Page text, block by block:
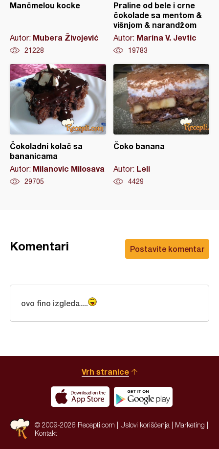
Mančmelou kocke
Autor: Mubera Živojević
21228
Praline od bele i crne
čokolade sa mentom &
višnjom & narandžom
Autor: Marina V. Jevtic
19783
Čokoladni kolač sa
bananicama
Autor: Milanovic Milosava
29705
Čoko banana
Autor: Leli
4429
Postavite komentar
Komentari
ovo fino izgleda....
Vrh stranice
© 2009-2026 Recepti.com | Uslovi korišćenja Marketing
Kontakt